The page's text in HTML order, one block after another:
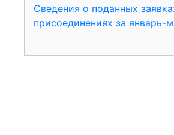
Сведения о поданных
присоединениях за январь-